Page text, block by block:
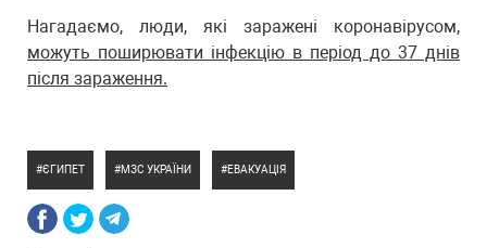
Нагадаємо, люди, які заражені коронавірусом,
можуть поширювати інфекцію в період до 37 днів
після зараження.
ЄГИПЕТ МЗС УКРАЇНИ ЕВАКУАЦІЯ